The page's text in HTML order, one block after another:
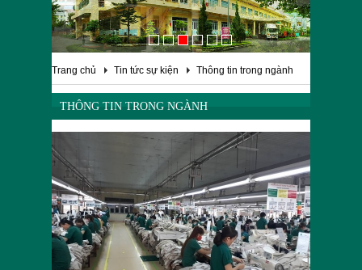
Trang chủ Tin tức sự kiện Thông tin trong ngành
THÔNG TIN TRONG NGÀNH